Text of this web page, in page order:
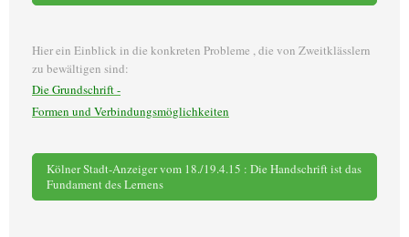
Hier ein Einblick in die konkreten Probleme , die von Zweitklässlern
zu bewältigen sind:
Die Grundschrift -
Formen und Verbindungsmöglichkeiten
Kölner Stadt-Anzeiger vom 18./19.4.15 : Die Handschrift ist das
Fundament des Lernens